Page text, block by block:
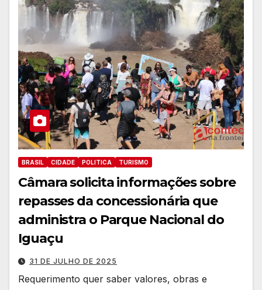
BRASIL CIDADE POLITICA TURISMO
Câmara solicita informações sobre
repasses da concessionária que
administra o Parque Nacional do
Iguaçu
31 DE JULHO DE 2025
Requerimento quer saber valores, obras e